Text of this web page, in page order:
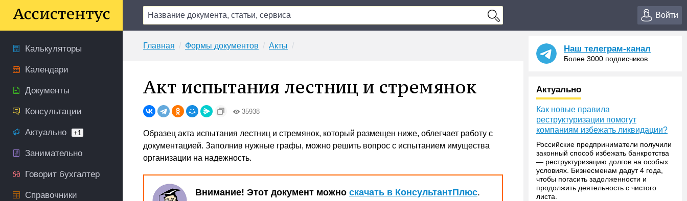
Войти
Калькуляторы
Календари
Документы
Консультации
Актуально +1
Занимательно
Говорит бухгалтер
Справочники
Главная Формы документов Акты
Акт испытания лестниц и стремянок
35938
Образец акта испытания лестниц и стремянок, который размещен ниже, облегчает работу с
документацией. Заполнив нужные графы, можно решить вопрос с испытанием имущества
организации на надежность.
Внимание! Этот документ можно скачать в КонсультантПлюс.
Наш телеграм-канал
Более 3000 подписчиков
Актуально
Как новые правила
реструктуризации помогут
компаниям избежать ликвидации?
Российские предприниматели получили
законный способ избежать банкротства
— реструктуризацию долгов на особых
условиях. Бизнесменам дадут 4 года,
чтобы погасить задолженности и
продолжить деятельность с чистого
листа.